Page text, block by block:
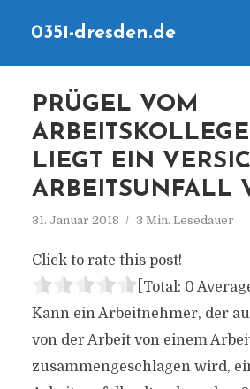
0351-dresden.de
PRÜGEL VOM
LIEGT EIN
ARBEITSUNFALL
31. Januar 2018 3 Min. Lesedauer
Click to rate this post!
[Total: 0
Kann ein Arbeitnehmer, der
von der Arbeit von einem
zusammengeschlagen wird,